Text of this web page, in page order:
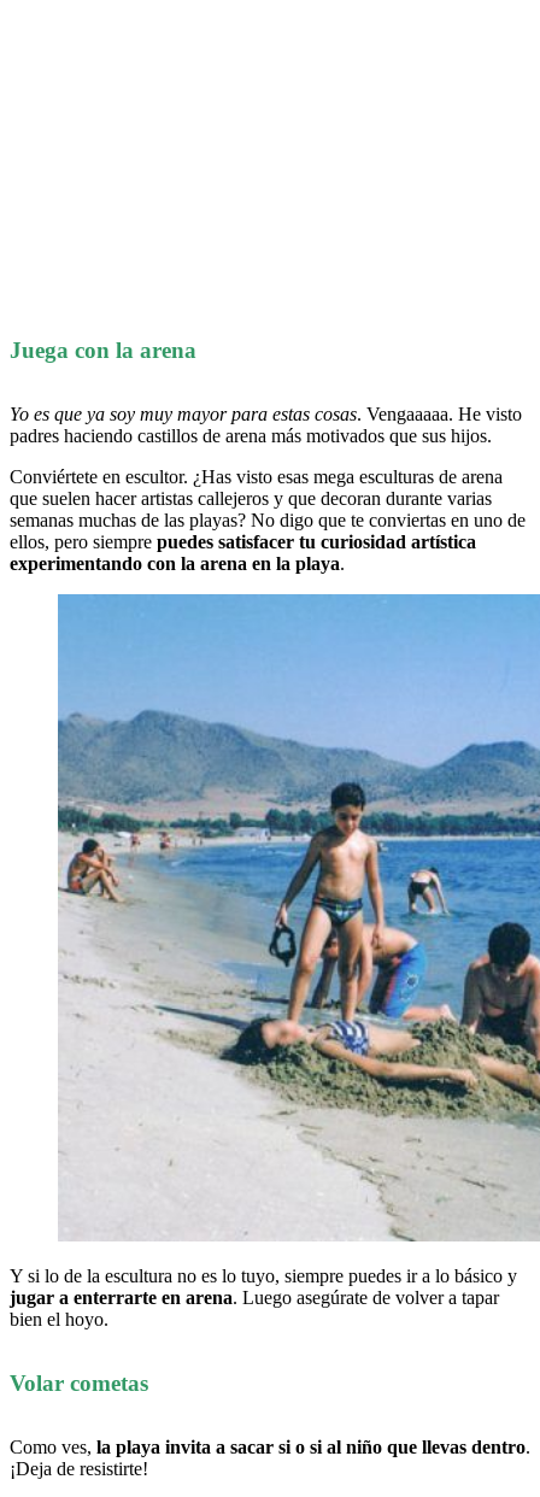
Juega con la arena
Yo es que ya soy muy mayor para estas cosas. Vengaaaaa. He visto
padres haciendo castillos de arena más motivados que sus hijos.
Conviértete en escultor. ¿Has visto esas mega esculturas de arena
que suelen hacer artistas callejeros y que decoran durante varias
semanas muchas de las playas? No digo que te conviertas en uno de
ellos, pero siempre puedes satisfacer tu curiosidad artística
experimentando con la arena en la playa.
Y si lo de la escultura no es lo tuyo, siempre puedes ir a lo básico y
jugar a enterrarte en arena. Luego asegúrate de volver a tapar
bien el hoyo.
Volar cometas
Como ves, la playa invita a sacar si o si al niño que llevas dentro.
¡Deja de resistirte!